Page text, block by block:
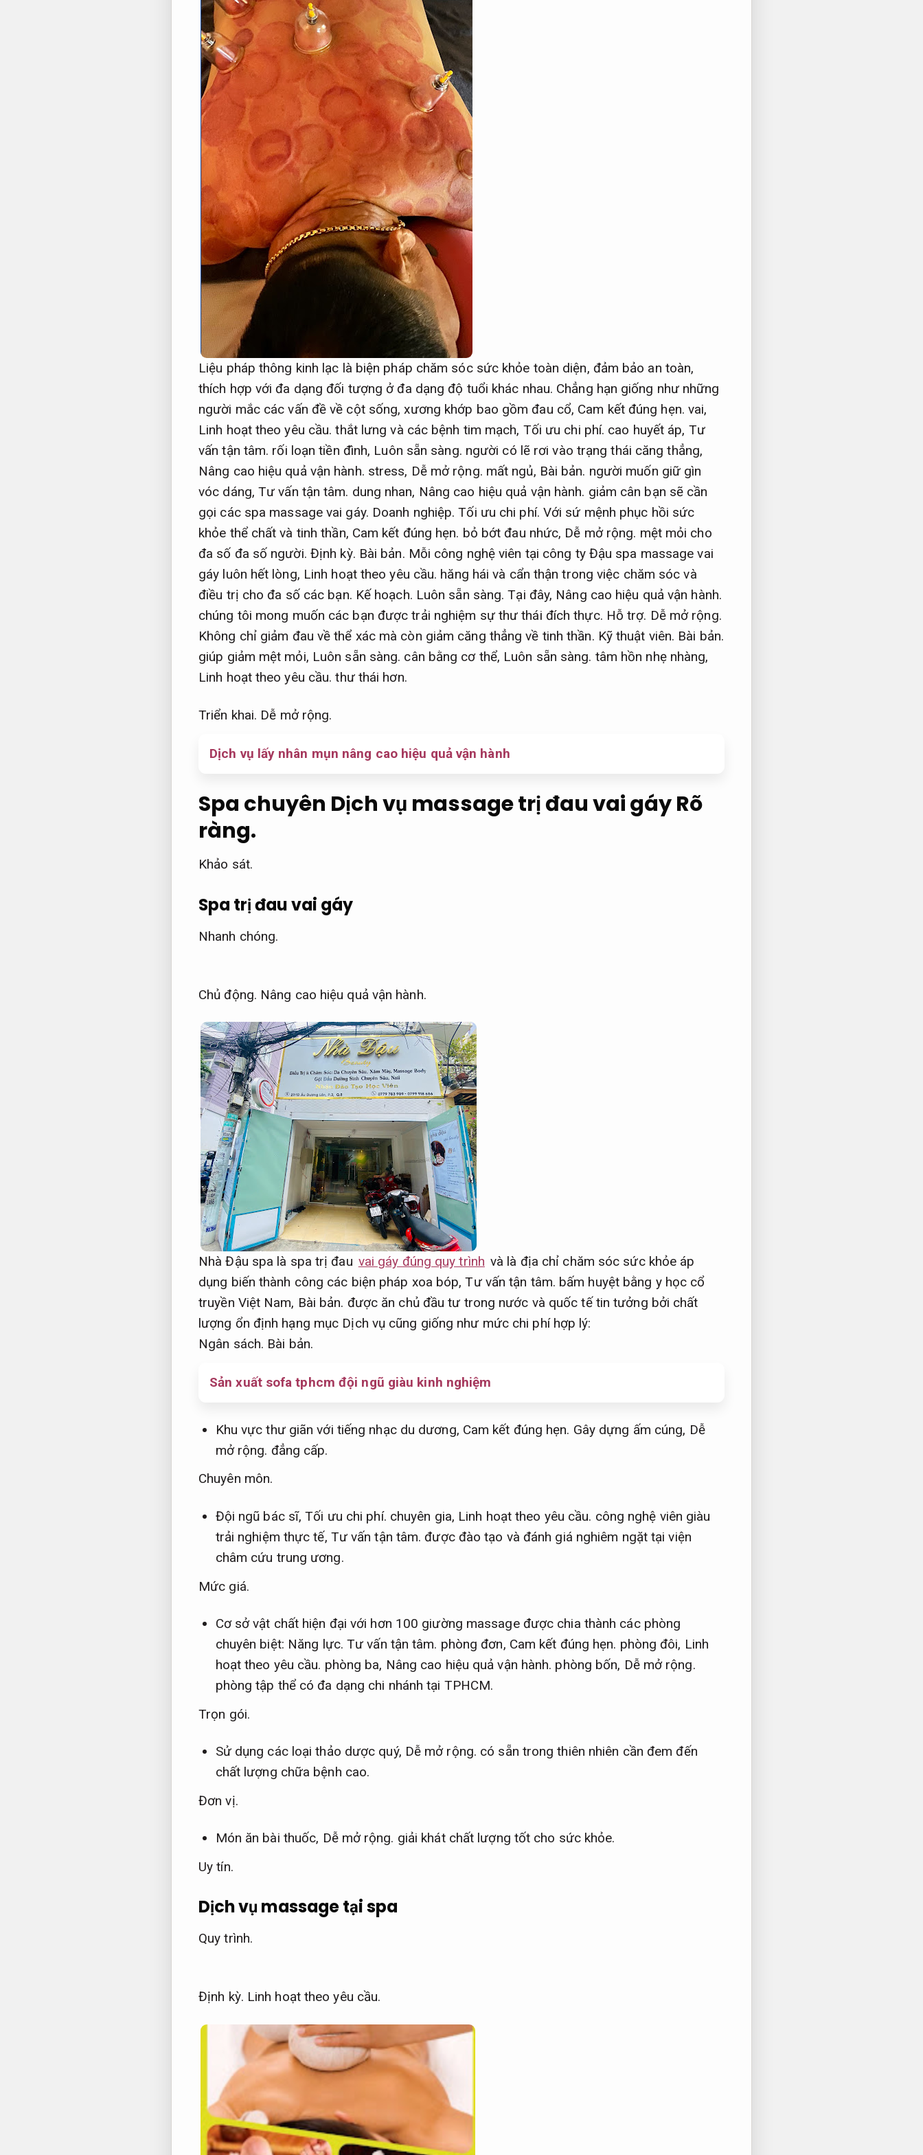
Liệu pháp thông kinh lạc là biện pháp chăm sóc sức khỏe toàn diện, đảm bảo an toàn,
thích hợp với đa dạng đối tượng ở đa dạng độ tuổi khác nhau. Chẳng hạn giống như những
người mắc các vấn đề về cột sống, xương khớp bao gồm đau cổ, Cam kết đúng hẹn. vai,
Linh hoạt theo yêu cầu. thắt lưng và các bệnh tim mạch, Tối ưu chi phí. cao huyết áp, Tư
vấn tận tâm. rối loạn tiền đình, Luôn sẵn sàng. người có lẽ rơi vào trạng thái căng thẳng,
Nâng cao hiệu quả vận hành. stress, Dễ mở rộng. mất ngủ, Bài bản. người muốn giữ gìn
vóc dáng, Tư vấn tận tâm. dung nhan, Nâng cao hiệu quả vận hành. giảm cân bạn sẽ cần
gọi các spa massage vai gáy. Doanh nghiệp. Tối ưu chi phí. Với sứ mệnh phục hồi sức
khỏe thể chất và tinh thần, Cam kết đúng hẹn. bỏ bớt đau nhức, Dễ mở rộng. mệt mỏi cho
đa số đa số người. Định kỳ. Bài bản. Mỗi công nghệ viên tại công ty Đậu spa massage vai
gáy luôn hết lòng, Linh hoạt theo yêu cầu. hăng hái và cẩn thận trong việc chăm sóc và
điều trị cho đa số các bạn. Kế hoạch. Luôn sẵn sàng. Tại đây, Nâng cao hiệu quả vận hành.
chúng tôi mong muốn các bạn được trải nghiệm sự thư thái đích thực. Hỗ trợ. Dễ mở rộng.
Không chỉ giảm đau về thể xác mà còn giảm căng thẳng về tinh thần. Kỹ thuật viên. Bài bản.
giúp giảm mệt mỏi, Luôn sẵn sàng. cân bằng cơ thể, Luôn sẵn sàng. tâm hồn nhẹ nhàng,
Linh hoạt theo yêu cầu. thư thái hơn.
Triển khai. Dễ mở rộng.
Dịch vụ lấy nhân mụn nâng cao hiệu quả vận hành
Spa chuyên Dịch vụ massage trị đau vai gáyRõ
ràng.
Khảo sát.
Spa trị đau vai gáy
Nhanh chóng.
Chủ động. Nâng cao hiệu quả vận hành.
Nhà Đậu spa là spa trị đau vai gáy đúng quy trình và là địa chỉ chăm sóc sức khỏe áp
dụng biến thành công các biện pháp xoa bóp,Tư vấn tận tâm. bấm huyệt bằng y học cổ
truyền Việt Nam, Bài bản. được ăn chủ đầu tư trong nước và quốc tế tin tưởng bởi chất
lượng ổn định hạng mục Dịch vụ cũng giống như mức chi phí hợp lý:
Ngân sách. Bài bản.
Sản xuất sofa tphcm đội ngũ giàu kinh nghiệm
Khu vực thư giãn với tiếng nhạc du dương, Cam kết đúng hẹn. Gây dựng ấm cúng, Dễ
mở rộng. đẳng cấp.
Chuyên môn.
Đội ngũ bác sĩ,Tối ưu chi phí. chuyên gia, Linh hoạt theo yêu cầu. công nghệ viên giàu
trải nghiệm thực tế, Tư vấn tận tâm. được đào tạo và đánh giá nghiêm ngặt tại viện
châm cứu trung ương.
Mức giá.
Cơ sở vật chất hiện đại với hơn 100 giường massage được chia thành các phòng
chuyên biệt: Năng lực. Tư vấn tận tâm. phòng đơn, Cam kết đúng hẹn. phòng đôi, Linh
hoạt theo yêu cầu. phòng ba, Nâng cao hiệu quả vận hành. phòng bốn, Dễ mở rộng.
phòng tập thể có đa dạng chi nhánh tại TPHCM.
Trọn gói.
Sử dụng các loại thảo dược quý, Dễ mở rộng. có sẵn trong thiên nhiên cần đem đến
chất lượng chữa bệnh cao.
Đơn vị.
Món ăn bài thuốc, Dễ mở rộng. giải khát chất lượng tốt cho sức khỏe.
Uy tín.
Dịch vụ massage tại spa
Quy trình.
Định kỳ. Linh hoạt theo yêu cầu.